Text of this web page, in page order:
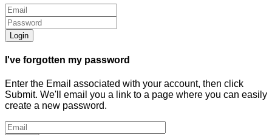
Login
I've forgotten my password
Enter the Email associated with your account, then click
Submit. We'll email you a link to a page where you can easily
create a new password.